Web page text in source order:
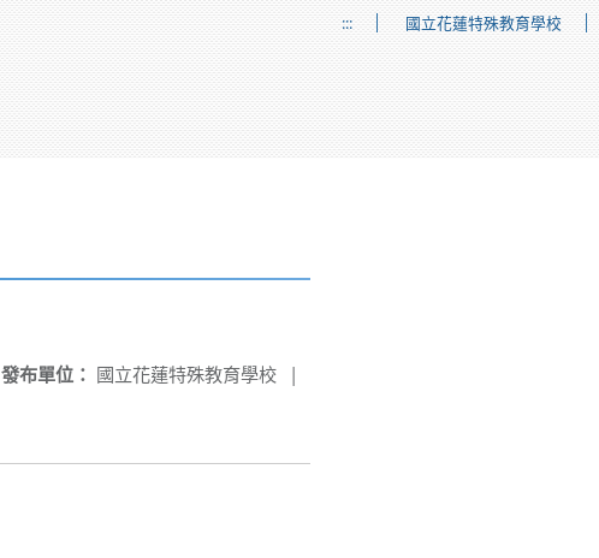
::: 國立花蓮特殊教育學校
發布單位： 國立花蓮特殊教育學校 |